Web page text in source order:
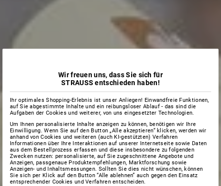
Wir freuen uns, dass Sie sich für
STRAUSS entschieden haben!
Ihr optimales Shopping-Erlebnis ist unser Anliegen! Einwandfreie Funktionen,
auf Sie abgestimmte Inhalte und ein reibungsloser Ablauf - das sind die
Aufgaben der Cookies und weiterer, von uns eingesetzter Technologien.
Um Ihnen personalisierte Inhalte anzeigen zu können, benötigen wir Ihre
Einwilligung. Wenn Sie auf den Button „Alle akzeptieren“ klicken, werden wir
anhand von Cookies und weiteren (auch KI-gestützten) Verfahren
Informationen über Ihre Interaktionen auf unserer Internetseite sowie Daten
aus dem Bestellprozess erfassen und diese insbesondere zu folgenden
Zwecken nutzen: personalisierte, auf Sie zugeschnittene Angebote und
Anzeigen, passgenaue Produktempfehlungen, Marktforschung sowie
Anzeigen- und Inhaltsmessungen. Sollten Sie dies nicht wünschen, können
Sie sich per Klick auf den Button “Alle ablehnen” auch gegen den Einsatz
entsprechender Cookies und Verfahren entscheiden.